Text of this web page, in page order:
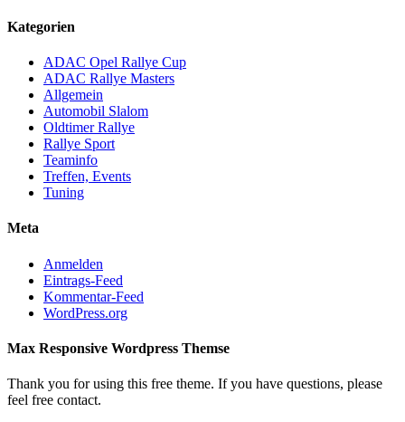
Kategorien
ADAC Opel Rallye Cup
ADAC Rallye Masters
Allgemein
Automobil Slalom
Oldtimer Rallye
Rallye Sport
Teaminfo
Treffen, Events
Tuning
Meta
Anmelden
Eintrags-Feed
Kommentar-Feed
WordPress.org
Max Responsive Wordpress Themse
Thank you for using this free theme. If you have questions, please
feel free contact.